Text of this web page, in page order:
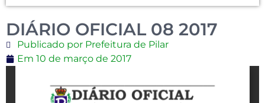
DIÁRIO OFICIAL 08 2017
Publicado por Prefeitura de Pilar
Em 10 de março de 2017